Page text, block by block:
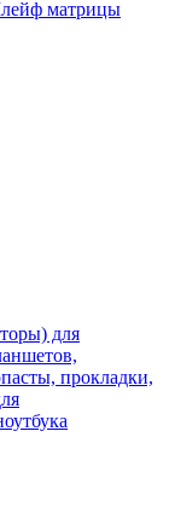
матрицы
для
прокладки,